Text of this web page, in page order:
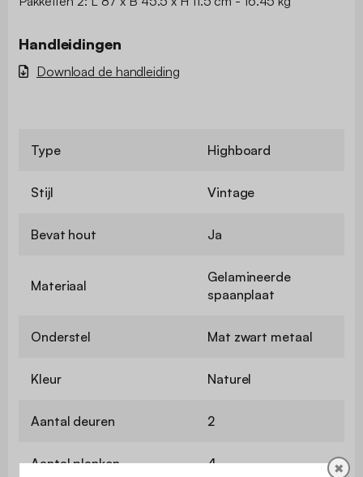
Handleidingen
Download de handleiding
Type Highboard
Stijl Vintage
Bevat hout Ja
Materiaal
Gelamineerde
spaanplaat
Onderstel Mat zwart metaal
Kleur Naturel
Aantal deuren 2
Aantal planken 4 ✖